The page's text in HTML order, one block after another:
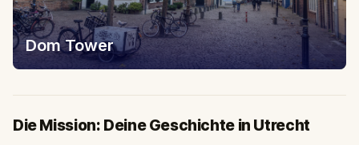
Dom Tower
Die Mission: Deine Geschichte in Utrecht